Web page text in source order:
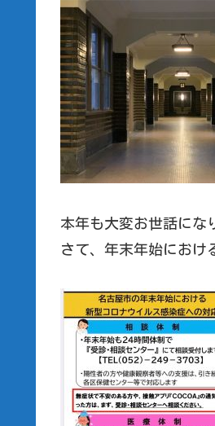
本年も大変お世話にな
さて、年末年始におけ